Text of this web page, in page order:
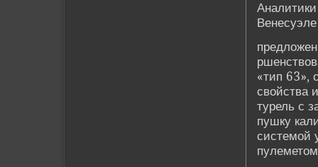
«тип 63»,
свойства
турель с
пушку
системой